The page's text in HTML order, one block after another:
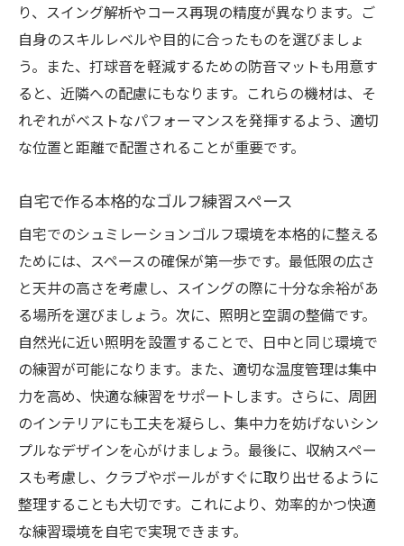
日常生活でのゴルフ技術向上法
初心者から上級者まで対応のシュミレーション
ゴルフトレーニング
レベル別トレーニングプランの立案
基礎技術の体系的な習得法
進捗を追跡する方法とツール
効率的な練習のためのメンタル準備
継続的なスキルアップの促進方法
シュミレーションゴルフで実現する効率的なス
イング練習
スイング解析技術の活用法
リアルタイムフィードバックによる改善
反復練習の重要性と効果測定
自宅でのスイング練習のベストプラクティ
ス
スイングのフォーム修正法
シュミレーションによるスイング習得例
り、スイング解析やコース再現の精度が異なります。ご
自身のスキルレベルや目的に合ったものを選びましょ
う。また、打球音を軽減するための防音マットも用意す
ると、近隣への配慮にもなります。これらの機材は、そ
れぞれがベストなパフォーマンスを発揮するよう、適切
な位置と距離で配置されることが重要です。
自宅で作る本格的なゴルフ練習スペース
自宅でのシュミレーションゴルフ環境を本格的に整える
ためには、スペースの確保が第一歩です。最低限の広さ
と天井の高さを考慮し、スイングの際に十分な余裕があ
る場所を選びましょう。次に、照明と空調の整備です。
自然光に近い照明を設置することで、日中と同じ環境で
の練習が可能になります。また、適切な温度管理は集中
力を高め、快適な練習をサポートします。さらに、周囲
のインテリアにも工夫を凝らし、集中力を妨げないシン
プルなデザインを心がけましょう。最後に、収納スペー
スも考慮し、クラブやボールがすぐに取り出せるように
整理することも大切です。これにより、効率的かつ快適
な練習環境を自宅で実現できます。